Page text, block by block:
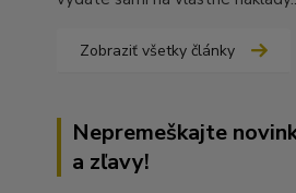
Zobraziť všetky články
Nepremeškajte
a zľavy!